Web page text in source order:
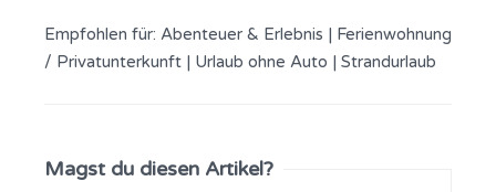
Empfohlen für: Abenteuer & Erlebnis | Ferienwohnung
/ Privatunterkunft | Urlaub ohne Auto | Strandurlaub
Magst du diesen Artikel?